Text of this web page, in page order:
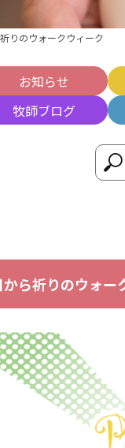
りのウォークウィーク
お知らせ
牧師ブログ
ら祈りのウォー